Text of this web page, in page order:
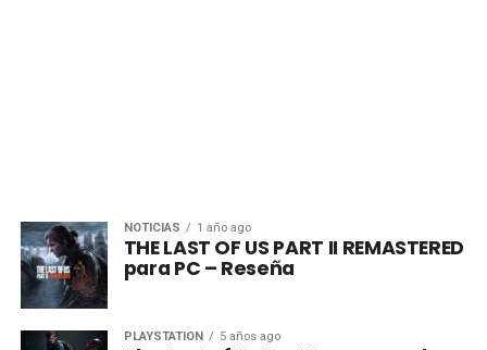
NOTICIAS 1 año ago
THE LAST OF US PART II REMASTERED
para PC – Reseña
PLAYSTATION 5 años ago